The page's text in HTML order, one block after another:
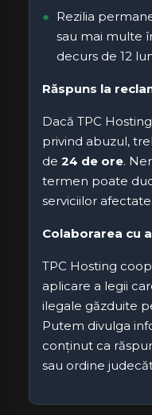
Rezilia
sau mai multe
decurs de 12
Răspuns la
Dacă TPC
privind abuzul,
de 24 de ore.
termen poate
serviciilor afectate.
Colaborarea cu
TPC Hosting
aplicare a legii
ilegale găzduite
Putem divulga
conținut ca
sau ordine